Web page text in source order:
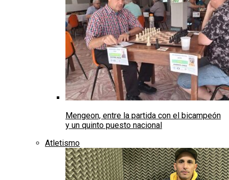
Mengeon, entre la partida con el bicampeón
y un quinto puesto nacional
Atletismo